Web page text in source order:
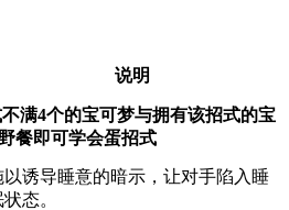
说明
不满4个的宝可梦与拥有该招式的宝
餐即可学会蛋招式
以诱导睡意的暗示，让对手陷入睡
态。